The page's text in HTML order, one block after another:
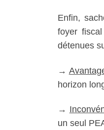
Enfin,
foyer
détenues
→
horizon
→
un seul